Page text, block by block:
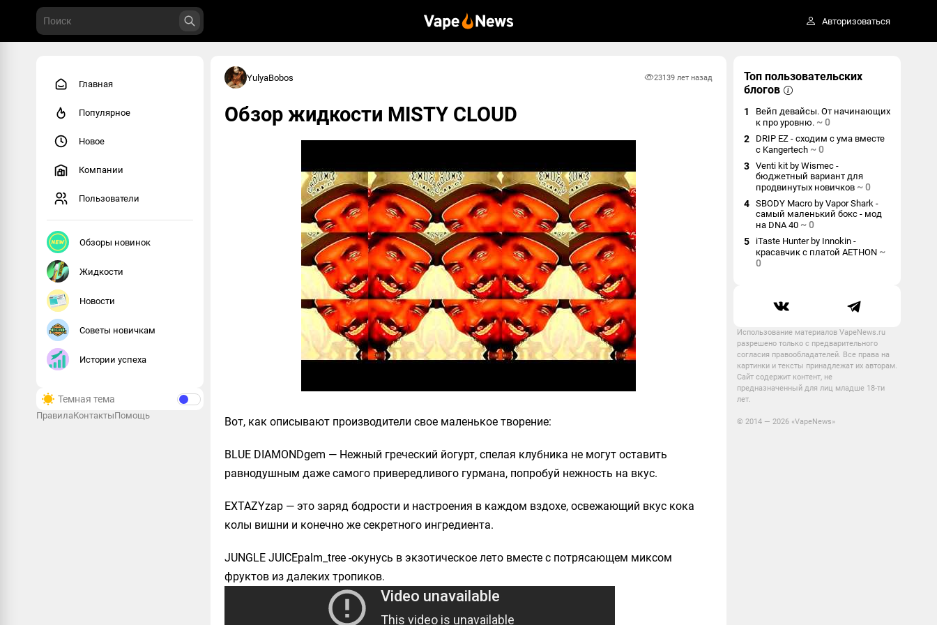
Авторизоваться
Главная
Популярное
Новое
Компании
Пользователи
Обзоры новинок
Жидкости
Новости
Советы новичкам
Истории успеха
Темная тема
ПравилаКонтактыПомощь
YulyaBobos 23139 лет назад
Обзор жидкости MISTY CLOUD
Вот, как описывают производители свое маленькое творение:
BLUE DIAMONDgem — Нежный греческий йогурт, спелая клубника не могут оставить
равнодушным даже самого привередливого гурмана, попробуй нежность на вкус.
EXTAZYzap — это заряд бодрости и настроения в каждом вздохе, освежающий вкус кока
колы вишни и конечно же секретного ингредиента.
JUNGLE JUICEpalm_tree -окунусь в экзотическое лето вместе с потрясающем миксом
фруктов из далеких тропиков.
Топ пользовательских
блогов
1
Вейп девайсы. От начинающих
к про уровню. ~0
2
DRIP EZ - сходим с ума вместе
с Kangertech ~0
3 Venti kit by Wismec -
бюджетный вариант для
продвинутых новичков ~0
4 SBODY Macro by Vapor Shark -
самый маленький бокс - мод
на DNA 40 ~0
5
iTaste Hunter by Innokin -
красавчик с платой AETHON ~
0
Использование материалов VapeNews.ru
разрешено только с предварительного
согласия правообладателей. Все права на
картинки и тексты принадлежат их авторам.
Сайт содержит контент, не
предназначенный для лиц младше 18-ти
лет.
© 2014 — 2026 «VapeNews»